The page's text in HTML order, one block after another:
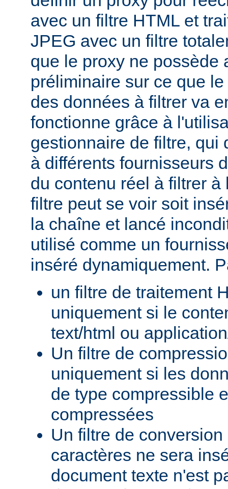
avec un filtre HTML et
JPEG avec un filtre
que le proxy ne possède
préliminaire sur ce que
des données à filtrer va
fonctionne grâce à
gestionnaire de filtre, qui
à différents fournisseurs
du contenu réel à filtrer à
filtre peut se voir soit
la chaîne et lancé
utilisé comme un
inséré dynamiquement.
un filtre de traitement
uniquement si le
text/html ou
Un filtre de
uniquement si les
de type compressible
compressées
Un filtre de
caractères ne sera
document texte n'est